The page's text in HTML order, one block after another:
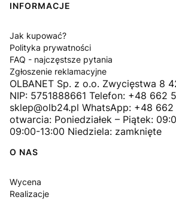
INFORMACJE
Jak kupować?
Polityka prywatności
FAQ - najczęstsze pytania
Zgłoszenie reklamacyjne
OLBANET Sp. z o.o. Zwycięstwa 8
NIP: 5751888661 Telefon: +48 662
sklep@olb24.pl WhatsApp: +48
otwarcia: Poniedziałek – Piątek:
09:00-13:00 Niedziela: zamknięte
O NAS
Wycena
Realizacje